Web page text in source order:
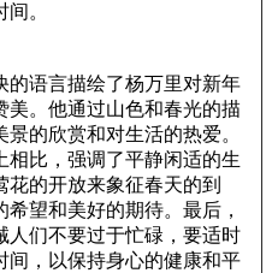
。
的语言描绘了杨万里对新年
美。他通过山色和春光的描
的欣赏和对生活的热爱。
相比，强调了平静闲适的生
花的开放来象征春天的到
望和美好的期待。最后，
人们不要过于忙碌，要适时
间，以保持身心的健康和平